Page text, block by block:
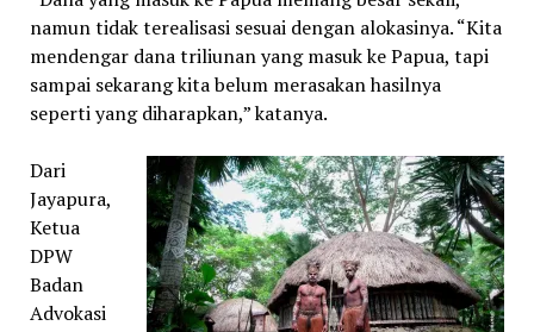
namun tidak terealisasi sesuai dengan alokasinya. “Kita
mendengar dana triliunan yang masuk ke Papua, tapi
sampai sekarang kita belum merasakan hasilnya
seperti yang diharapkan,” katanya.
Dari
Jayapura,
Ketua
DPW
Badan
Advokasi